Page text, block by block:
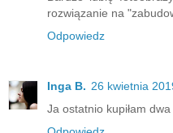
rozwiązanie na
Odpowiedz
Inga B. 26 kwietnia
Ja ostatnio kupiłam